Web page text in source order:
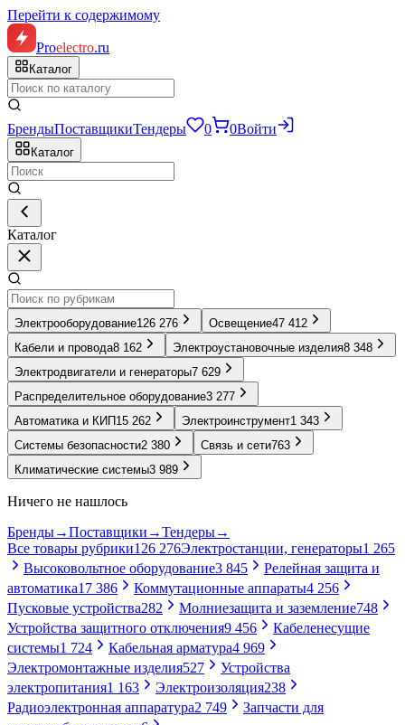
Перейти к содержимому
Proelectro.ru
Каталог
БрендыПоставщикиТендеры 0 0Войти
Каталог
Каталог
Электрооборудование126 276 Освещение47 412
Кабели и провода8 162 Электроустановочные изделия8 348
Электродвигатели и генераторы7 629
Распределительное оборудование3 277
Автоматика и КИП 15 262 Электроинструмент1 343
Системы безопасности2 380 Связь и сети763
Климатические системы3 989
Ничего не нашлось
Бренды→Поставщики →Тендеры→
Все товары рубрики126 276Электростанции, генераторы1 265
Высоковольтное оборудование3 845
Релейная защита и
автоматика17 386 Коммутационные аппараты4 256
Пусковые устройства282 Молниезащита и заземление748
Устройства защитного отключения9 456
Кабеленесущие
системы1 724 Кабельная арматура4 969
Электромонтажные изделия527
Устройства
электропитания1 163 Электроизоляция238
Радиоэлектронная аппаратура2 749
Запчасти для